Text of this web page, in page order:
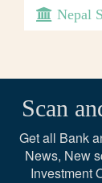
Nepal
Scan
Get all Bank
News, New
Investment